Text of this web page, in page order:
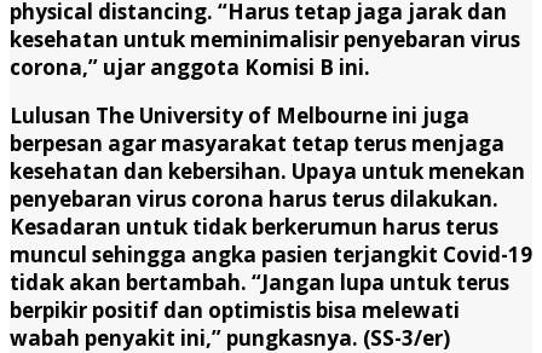
physical distancing. “Harus tetap jaga jarak dan
kesehatan untuk meminimalisir penyebaran virus
corona,” ujar anggota Komisi B ini.
Lulusan The University of Melbourne ini juga
berpesan agar masyarakat tetap terus menjaga
kesehatan dan kebersihan. Upaya untuk menekan
penyebaran virus corona harus terus dilakukan.
Kesadaran untuk tidak berkerumun harus terus
muncul sehingga angka pasien terjangkit Covid-19
tidak akan bertambah. “Jangan lupa untuk terus
berpikir positif dan optimistis bisa melewati
wabah penyakit ini,” pungkasnya. (SS-3/er)